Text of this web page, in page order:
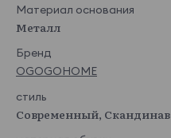
Takt aqua
Takt cappucci
Takt grafit Takt grey
Материал основания
Металл
Бренд
OGOGOHOME
стиль
Современный,